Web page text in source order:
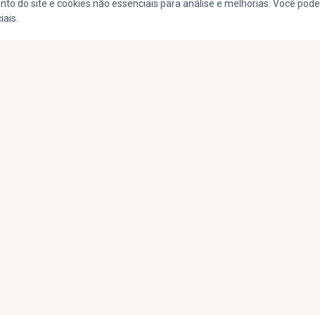
do site e cookies não essenciais para análise e melhorias. Você pode